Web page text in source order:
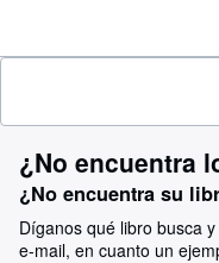
¿No encuentra
¿No encuentra su
Díganos qué libro busca
e-mail, en cuanto un